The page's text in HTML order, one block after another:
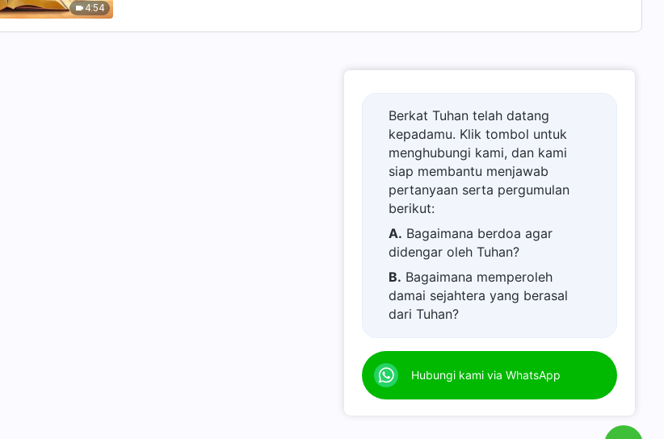
4:54
Berkat Tuhan telah datang
kepadamu. Klik tombol untuk
menghubungi kami, dan kami
siap membantu menjawab
pertanyaan serta pergumulan
berikut:
A. Bagaimana berdoa agar
didengar oleh Tuhan?
B. Bagaimana memperoleh
damai sejahtera yang berasal
dari Tuhan?
D.
Belajar firman Tuhan dan
semakin dekat kepada Tuhan.
Hubungi kami via WhatsApp